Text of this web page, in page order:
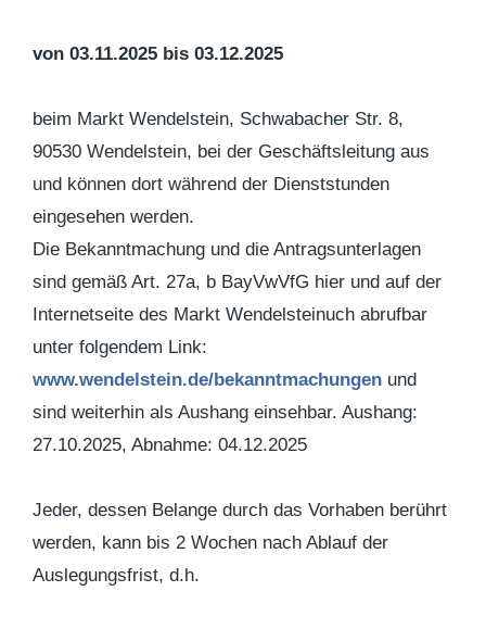
von 03.11.2025 bis 03.12.2025
beim Markt Wendelstein, Schwabacher Str. 8,
90530 Wendelstein, bei der Geschäftsleitung aus
und können dort während der Dienststunden
eingesehen werden.
Die Bekanntmachung und die Antragsunterlagen
sind gemäß Art. 27a, b BayVwVfG hier und auf der
Internetseite des Markt Wendelsteinuch abrufbar
unter folgendem Link:
www.wendelstein.de/bekanntmachungen und
sind weiterhin als Aushang einsehbar. Aushang:
27.10.2025, Abnahme: 04.12.2025
Jeder, dessen Belange durch das Vorhaben berührt
werden, kann bis 2 Wochen nach Ablauf der
Auslegungsfrist, d.h.